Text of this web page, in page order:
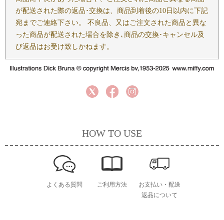
が配送された際の返品･交換は、商品到着後の10日以内に下記
宛までご連絡下さい。 不良品、又はご注文された商品と異な
った商品が配送された場合を除き､商品の交換･キャンセル及
び返品はお受け致しかねます。
HOW TO USE
よくある質問 ご利用方法
お支払い・配送
返品について